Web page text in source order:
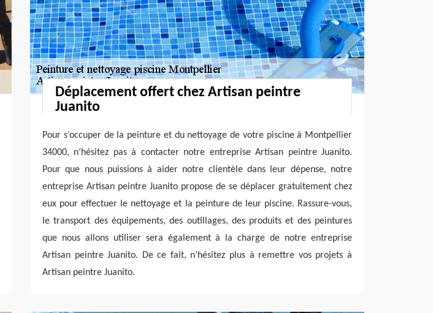
Déplacement offert chez Artisan peintre
Juanito
Pour s’occuper de la peinture et du nettoyage de votre piscine à Montpellier
34000, n’hésitez pas à contacter notre entreprise Artisan peintre Juanito.
Pour que nous puissions à aider notre clientèle dans leur dépense, notre
entreprise Artisan peintre Juanito propose de se déplacer gratuitement chez
eux pour effectuer le nettoyage et la peinture de leur piscine. Rassure-vous,
le transport des équipements, des outillages, des produits et des peintures
que nous allons utiliser sera également à la charge de notre entreprise
Artisan peintre Juanito. De ce fait, n’hésitez plus à remettre vos projets à
Artisan peintre Juanito.